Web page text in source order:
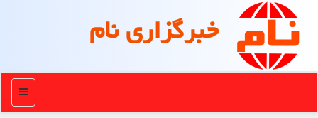
خبرگزاری نام
منو